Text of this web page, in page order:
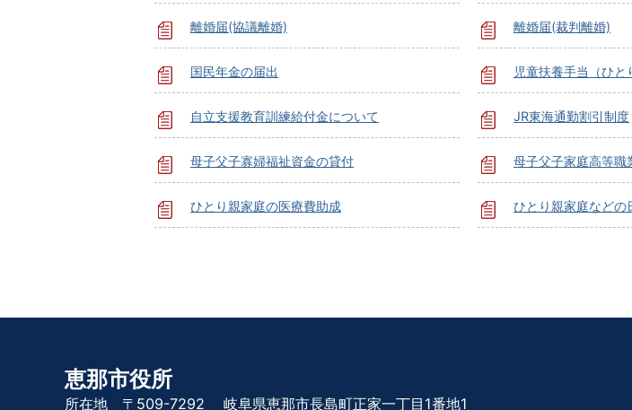
離婚届(協議離婚) 離婚届(裁判離婚)
国民年金の届出 児童扶養手当（ひと
自立支援教育訓練給付金について JR東海通勤割引制度
母子父子寡婦福祉資金の貸付 母子父子家庭高等職
ひとり親家庭の医療費助成 ひとり親家庭などの
恵那市役所
所在地 〒509-7292
岐阜県恵那市長島町正家一丁目1番地1